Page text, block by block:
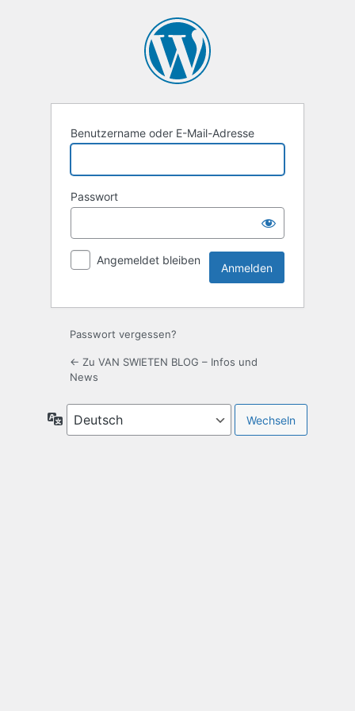
Benutzername oder E-Mail-Adresse
Passwort
Angemeldet bleiben
Passwort vergessen?
← Zu VAN SWIETEN BLOG – Infos und
News
Sprache